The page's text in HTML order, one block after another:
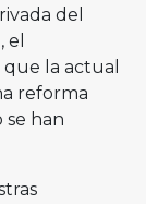
del
el
la actual
reforma
se han